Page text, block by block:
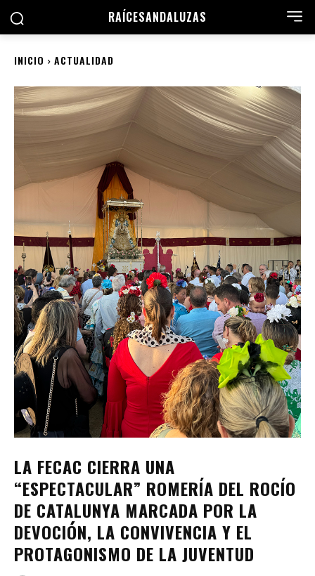
RAÍCESANDALUZAS
INICIO ACTUALIDAD
LA FECAC CIERRA UNA
“ESPECTACULAR” ROMERÍA DEL ROCÍO
DE CATALUNYA MARCADA POR LA
DEVOCIÓN, LA CONVIVENCIA Y EL
PROTAGONISMO DE LA JUVENTUD